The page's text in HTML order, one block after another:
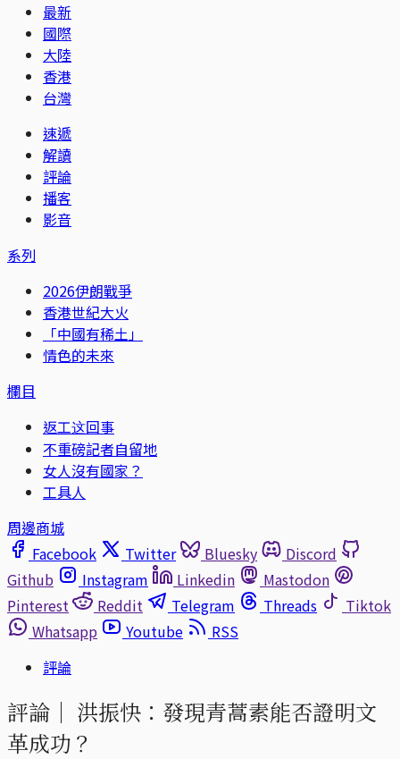
最新
國際
大陸
香港
台灣
速遞
解讀
評論
播客
影音
系列
2026伊朗戰爭
香港世紀大火
「中國有稀土」
情色的未來
欄目
返工这回事
不重磅記者自留地
女人沒有國家？
工具人
周邊商城
Facebook
Twitter Bluesky
Discord
Github
Instagram Linkedin
Mastodon
Pinterest
Reddit Telegram Threads
Tiktok
Whatsapp
Youtube
RSS
評論
評論｜ 洪振快：發現青蒿素能否證明文
革成功？